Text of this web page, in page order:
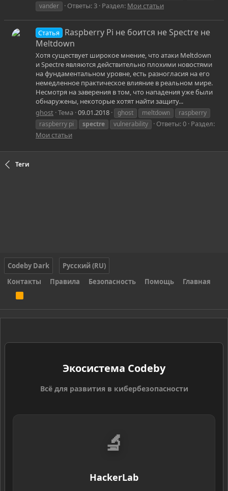
vander
Ответы: 3 Раздел: Мои статьи
Статья
Raspberry Pi не боится не Spectre не
Meltdown
Хотя существует широкое мнение, что атаки Meltdown
и Spectre являются действительно плохими новостями
на фундаментальном уровне, есть разногласия на его
немедленное практическое влияние в реальном мире.
Несмотря на заверения в том, что нападения уже были
обнаружены, некоторые хотят найти защиту...
ghost Тема 09.01.2018 ghost meltdown
raspberry
raspberry pi
spectre vulnerability Ответы: 0 Раздел:
Мои статьи
Теги
Codeby Dark
Русский (RU)
Контакты
Правила Безопасность Помощь Главная
S
Экосистема Codeby
Всё для развития в кибербезопасности
🔬
HackerLab